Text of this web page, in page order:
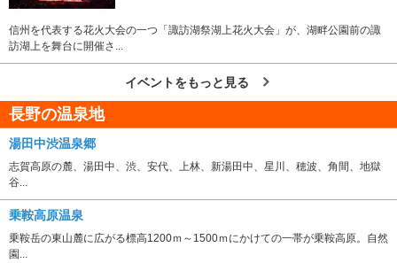
信州を代表する花火大会の一つ「諏訪湖祭湖上花火大会」が、湖畔公園前の諏
訪湖上を舞台に開催さ...
イベントをもっと見る
長野の温泉地
湯田中渋温泉郷
志賀高原の麓、湯田中、渋、安代、上林、新湯田中、星川、穂波、角間、地獄
谷...
乗鞍高原温泉
乗鞍岳の東山麓に広がる標高1200ｍ～1500ｍにかけての一帯が乗鞍高原。自然
園...